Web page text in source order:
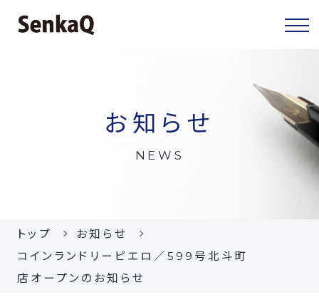
当社の事業
お知らせ
NEWS
トップ
お知らせ
コインランドリーピエロ／599号北斗町
店オープンのお知らせ